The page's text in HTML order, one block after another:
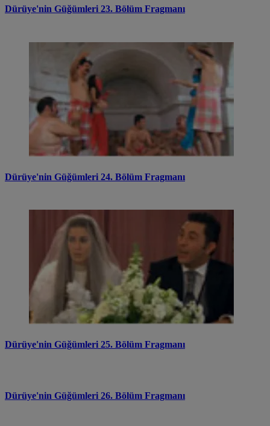
Dürüye'nin Güğümleri 23. Bölüm Fragmanı
Dürüye'nin Güğümleri 24. Bölüm Fragmanı
Dürüye'nin Güğümleri 25. Bölüm Fragmanı
Dürüye'nin Güğümleri 26. Bölüm Fragmanı